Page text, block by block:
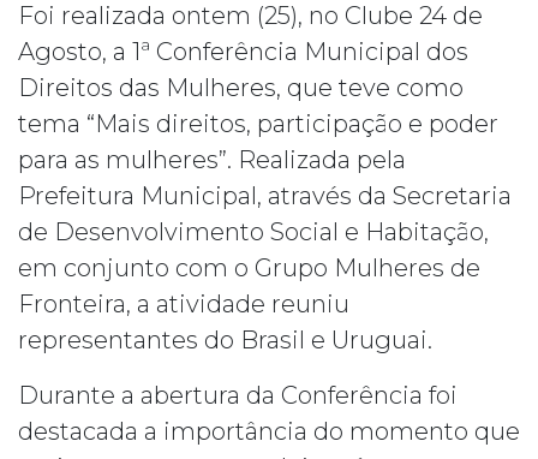
Foi realizada ontem (25), no Clube 24 de
Agosto, a 1ª Conferência Municipal dos
Direitos das Mulheres, que teve como
tema “Mais direitos, participação e poder
para as mulheres”. Realizada pela
Prefeitura Municipal, através da Secretaria
de Desenvolvimento Social e Habitação,
em conjunto com o Grupo Mulheres de
Fronteira, a atividade reuniu
representantes do Brasil e Uruguai.
Durante a abertura da Conferência foi
destacada a importância do momento que